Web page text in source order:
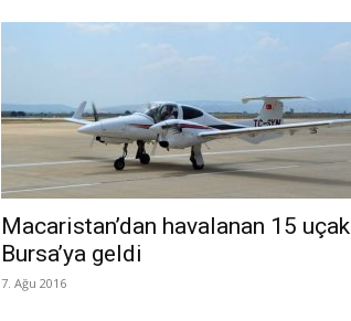
Macaristan’dan havalanan 15 uçak
Bursa’ya geldi
7. Ağu 2016